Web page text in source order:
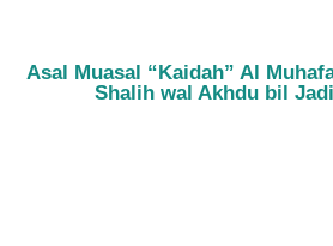
Asal Muasal “Kaidah” Al
Shalih wal Akhdu bil